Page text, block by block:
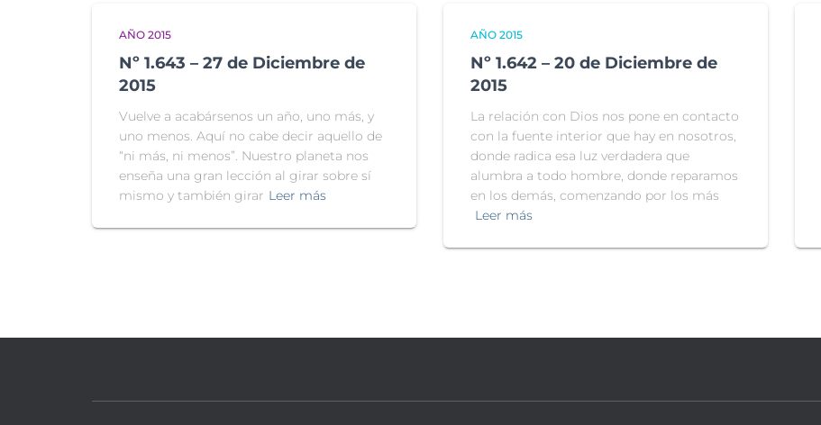
AÑO 2015
Nº 1.643 – 27 de Diciembre de
2015
Vuelve a acabársenos un año, uno más, y
uno menos. Aquí no cabe decir aquello de
“ni más, ni menos”. Nuestro planeta nos
enseña una gran lección al girar sobre sí
mismo y también girar Leer más
AÑO 2015
Nº 1.642 – 20 de Diciembre de
2015
La relación con Dios nos pone en contacto
con la fuente interior que hay en nosotros,
donde radica esa luz verdadera que
alumbra a todo hombre, donde reparamos
en los demás, comenzando por los más
Leer más